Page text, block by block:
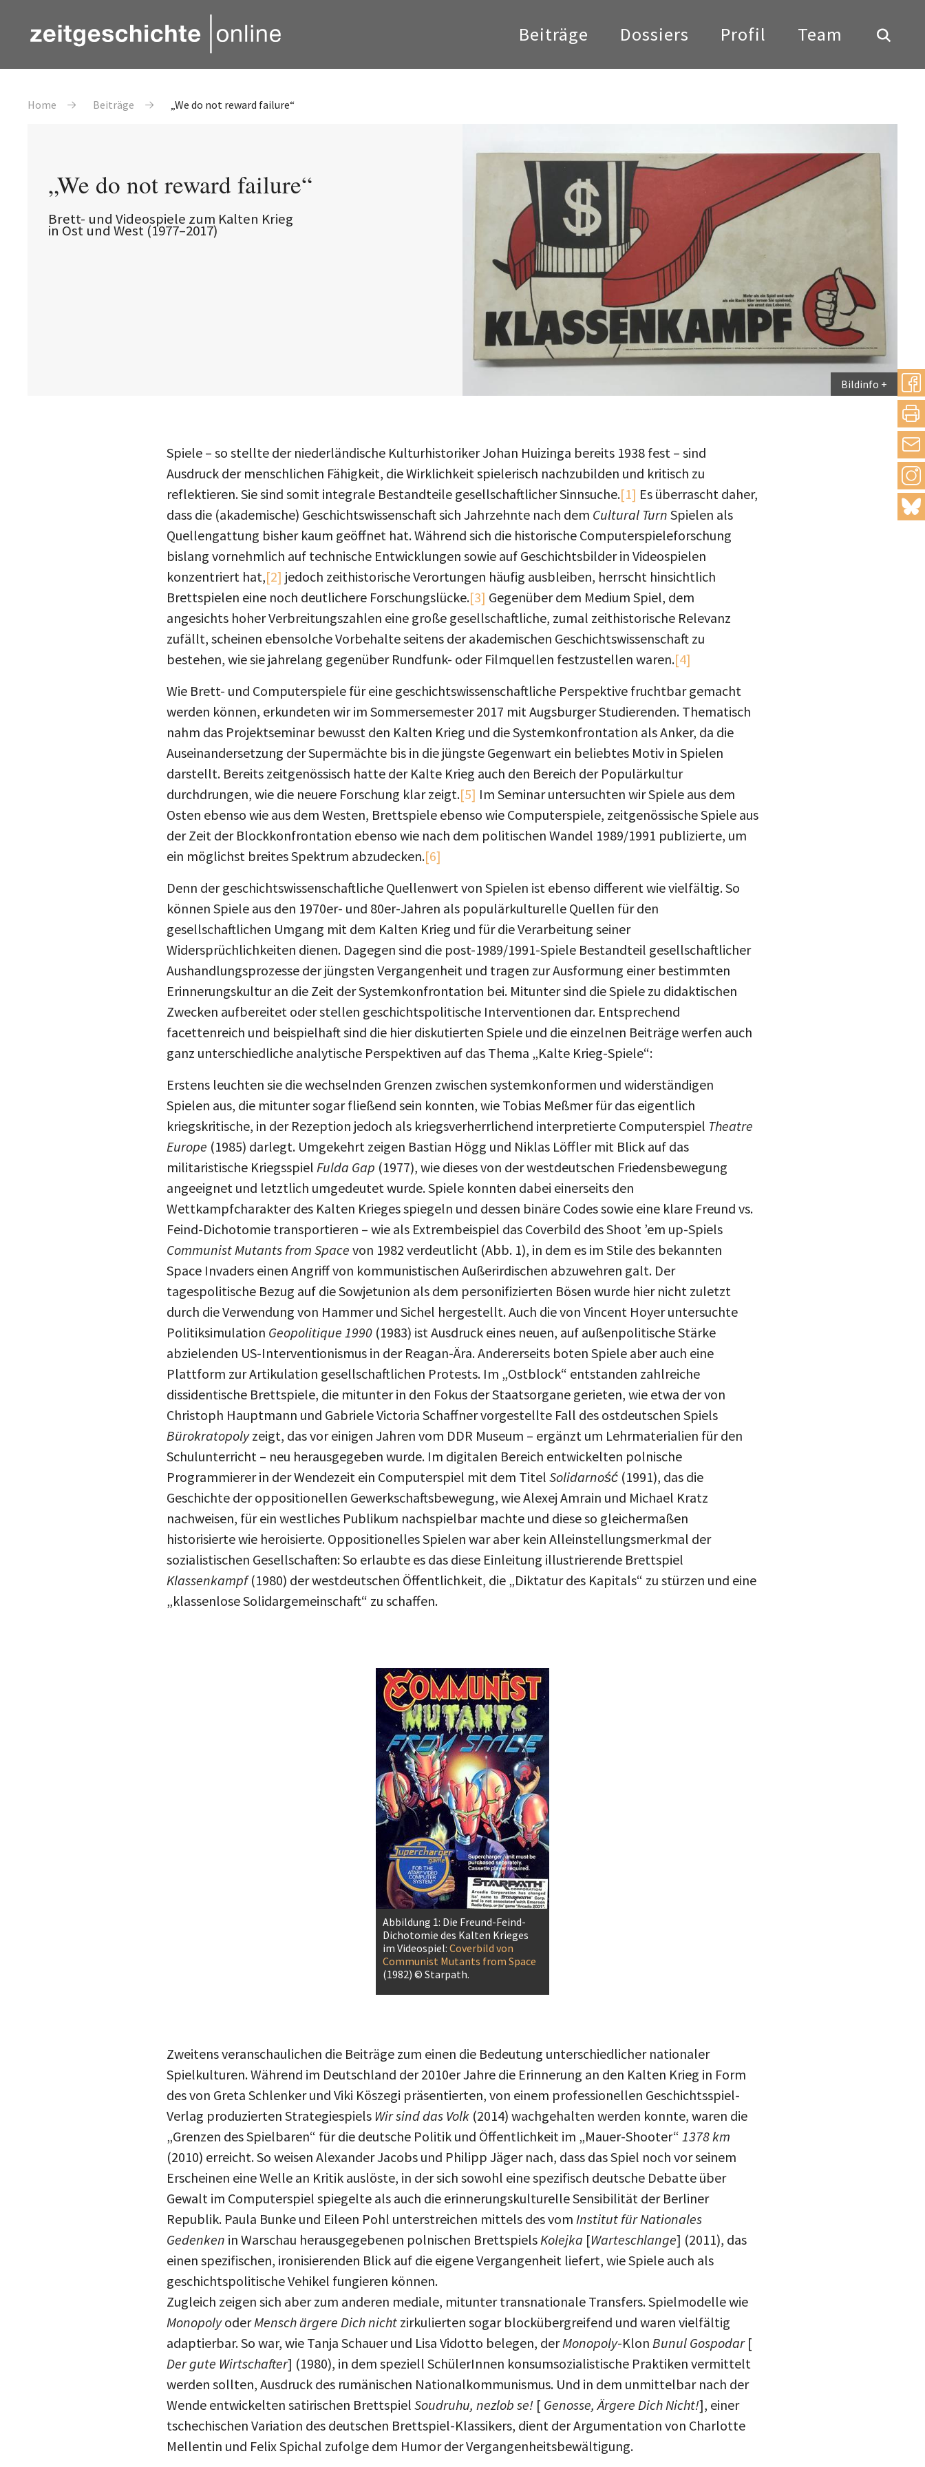
Beiträge Dossiers Profil Team
Pfadnavigation
Home Beiträge „We do not reward failure“
„We do not reward failure“
Brett- und Videospiele zum Kalten Krieg
in Ost und West (1977–2017)
Bildinfo
teilen
mail
Spiele – so stellte der niederländische Kulturhistoriker Johan Huizinga bereits 1938 fest – sind
Ausdruck der menschlichen Fähigkeit, die Wirklichkeit spielerisch nachzubilden und kritisch zu
reflektieren. Sie sind somit integrale Bestandteile gesellschaftlicher Sinnsuche.[1] Es überrascht daher,
dass die (akademische) Geschichtswissenschaft sich Jahrzehnte nach dem Cultural Turn Spielen als
Quellengattung bisher kaum geöffnet hat. Während sich die historische Computerspieleforschung
bislang vornehmlich auf technische Entwicklungen sowie auf Geschichtsbilder in Videospielen
konzentriert hat,[2] jedoch zeithistorische Verortungen häufig ausbleiben, herrscht hinsichtlich
Brettspielen eine noch deutlichere Forschungslücke.[3] Gegenüber dem Medium Spiel, dem
angesichts hoher Verbreitungszahlen eine große gesellschaftliche, zumal zeithistorische Relevanz
zufällt, scheinen ebensolche Vorbehalte seitens der akademischen Geschichtswissenschaft zu
bestehen, wie sie jahrelang gegenüber Rundfunk- oder Filmquellen festzustellen waren.[4]
Wie Brett- und Computerspiele für eine geschichtswissenschaftliche Perspektive fruchtbar gemacht
werden können, erkundeten wir im Sommersemester 2017 mit Augsburger Studierenden. Thematisch
nahm das Projektseminar bewusst den Kalten Krieg und die Systemkonfrontation als Anker, da die
Auseinandersetzung der Supermächte bis in die jüngste Gegenwart ein beliebtes Motiv in Spielen
darstellt. Bereits zeitgenössisch hatte der Kalte Krieg auch den Bereich der Populärkultur
durchdrungen, wie die neuere Forschung klar zeigt.[5] Im Seminar untersuchten wir Spiele aus dem
Osten ebenso wie aus dem Westen, Brettspiele ebenso wie Computerspiele, zeitgenössische Spiele aus
der Zeit der Blockkonfrontation ebenso wie nach dem politischen Wandel 1989/1991 publizierte, um
ein möglichst breites Spektrum abzudecken.[6]
Denn der geschichtswissenschaftliche Quellenwert von Spielen ist ebenso different wie vielfältig. So
können Spiele aus den 1970er- und 80er-Jahren als populärkulturelle Quellen für den
gesellschaftlichen Umgang mit dem Kalten Krieg und für die Verarbeitung seiner
Widersprüchlichkeiten dienen. Dagegen sind die post-1989/1991-Spiele Bestandteil gesellschaftlicher
Aushandlungsprozesse der jüngsten Vergangenheit und tragen zur Ausformung einer bestimmten
Erinnerungskultur an die Zeit der Systemkonfrontation bei. Mitunter sind die Spiele zu didaktischen
Zwecken aufbereitet oder stellen geschichtspolitische Interventionen dar. Entsprechend
facettenreich und beispielhaft sind die hier diskutierten Spiele und die einzelnen Beiträge werfen auch
ganz unterschiedliche analytische Perspektiven auf das Thema „Kalte Krieg-Spiele“:
Erstens leuchten sie die wechselnden Grenzen zwischen systemkonformen und widerständigen
Spielen aus, die mitunter sogar fließend sein konnten, wie Tobias Meßmer für das eigentlich
kriegskritische, in der Rezeption jedoch als kriegsverherrlichend interpretierte Computerspiel Theatre
Europe (1985) darlegt. Umgekehrt zeigen Bastian Högg und Niklas Löffler mit Blick auf das
militaristische Kriegsspiel Fulda Gap (1977), wie dieses von der westdeutschen Friedensbewegung
angeeignet und letztlich umgedeutet wurde. Spiele konnten dabei einerseits den
Wettkampfcharakter des Kalten Krieges spiegeln und dessen binäre Codes sowie eine klare Freund vs.
Feind-Dichotomie transportieren – wie als Extrembeispiel das Coverbild des Shoot ’em up-Spiels
Communist Mutants from Space von 1982 verdeutlicht (Abb. 1), in dem es im Stile des bekannten
Space Invaders einen Angriff von kommunistischen Außerirdischen abzuwehren galt. Der
tagespolitische Bezug auf die Sowjetunion als dem personifizierten Bösen wurde hier nicht zuletzt
durch die Verwendung von Hammer und Sichel hergestellt. Auch die von Vincent Hoyer untersuchte
Politiksimulation Geopolitique 1990 (1983) ist Ausdruck eines neuen, auf außenpolitische Stärke
abzielenden US-Interventionismus in der Reagan-Ära. Andererseits boten Spiele aber auch eine
Plattform zur Artikulation gesellschaftlichen Protests. Im „Ostblock“ entstanden zahlreiche
dissidentische Brettspiele, die mitunter in den Fokus der Staatsorgane gerieten, wie etwa der von
Christoph Hauptmann und Gabriele Victoria Schaffner vorgestellte Fall des ostdeutschen Spiels
Bürokratopolyzeigt, das vor einigen Jahren vom DDR Museum – ergänzt um Lehrmaterialien für den
Schulunterricht – neu herausgegeben wurde. Im digitalen Bereich entwickelten polnische
Programmierer in der Wendezeit ein Computerspiel mit dem Titel Solidarność (1991), das die
Geschichte der oppositionellen Gewerkschaftsbewegung, wie Alexej Amrain und Michael Kratz
nachweisen, für ein westliches Publikum nachspielbar machte und diese so gleichermaßen
historisierte wie heroisierte. Oppositionelles Spielen war aber kein Alleinstellungsmerkmal der
sozialistischen Gesellschaften: So erlaubte es das diese Einleitung illustrierende Brettspiel
Klassenkampf(1980) der westdeutschen Öffentlichkeit, die „Diktatur des Kapitals“ zu stürzen und eine
„klassenlose Solidargemeinschaft“ zu schaffen.
Abbildung 1: Die Freund-Feind-
Dichotomie des Kalten Krieges
im Videospiel: Coverbild von
Communist Mutants from Space
(1982) © Starpath.
Zweitens veranschaulichen die Beiträge zum einen die Bedeutung unterschiedlicher nationaler
Spielkulturen. Während im Deutschland der 2010er Jahre die Erinnerung an den Kalten Krieg in Form
des von Greta Schlenker und Viki Köszegi präsentierten, von einem professionellen Geschichtsspiel-
Verlag produzierten Strategiespiels Wir sind das Volk (2014) wachgehalten werden konnte, waren die
„Grenzen des Spielbaren“ für die deutsche Politik und Öffentlichkeit im „Mauer-Shooter“ 1378 km
(2010) erreicht. So weisen Alexander Jacobs und Philipp Jäger nach, dass das Spiel noch vor seinem
Erscheinen eine Welle an Kritik auslöste, in der sich sowohl eine spezifisch deutsche Debatte über
Gewalt im Computerspiel spiegelte als auch die erinnerungskulturelle Sensibilität der Berliner
Republik. Paula Bunke und Eileen Pohl unterstreichen mittels des vom Institut für Nationales
Gedenken in Warschau herausgegebenen polnischen BrettspielsKolejka [Warteschlange] (2011), das
einen spezifischen, ironisierenden Blick auf die eigene Vergangenheit liefert, wie Spiele auch als
geschichtspolitische Vehikel fungieren können.
Zugleich zeigen sich aber zum anderen mediale, mitunter transnationale Transfers. Spielmodelle wie
MonopolyoderMensch ärgere Dich nicht zirkulierten sogar blockübergreifend und waren vielfältig
adaptierbar. So war, wie Tanja Schauer und Lisa Vidotto belegen, derMonopoly-Klon Bunul Gospodar[
Der gute Wirtschafter] (1980), in dem speziell SchülerInnen konsumsozialistische Praktiken vermittelt
werden sollten, Ausdruck des rumänischen Nationalkommunismus. Und in dem unmittelbar nach der
Wende entwickelten satirischen Brettspiel Soudruhu, nezlob se! [ Genosse, Ärgere Dich Nicht!], einer
tschechischen Variation des deutschen Brettspiel-Klassikers, dient der Argumentation von Charlotte
Mellentin und Felix Spichal zufolge dem Humor der Vergangenheitsbewältigung.